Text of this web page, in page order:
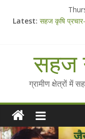
Latest: सहज कृषि
Standee
Chalo Gaon
Collected
सहज
ग्रामीण क्षेत्रों में